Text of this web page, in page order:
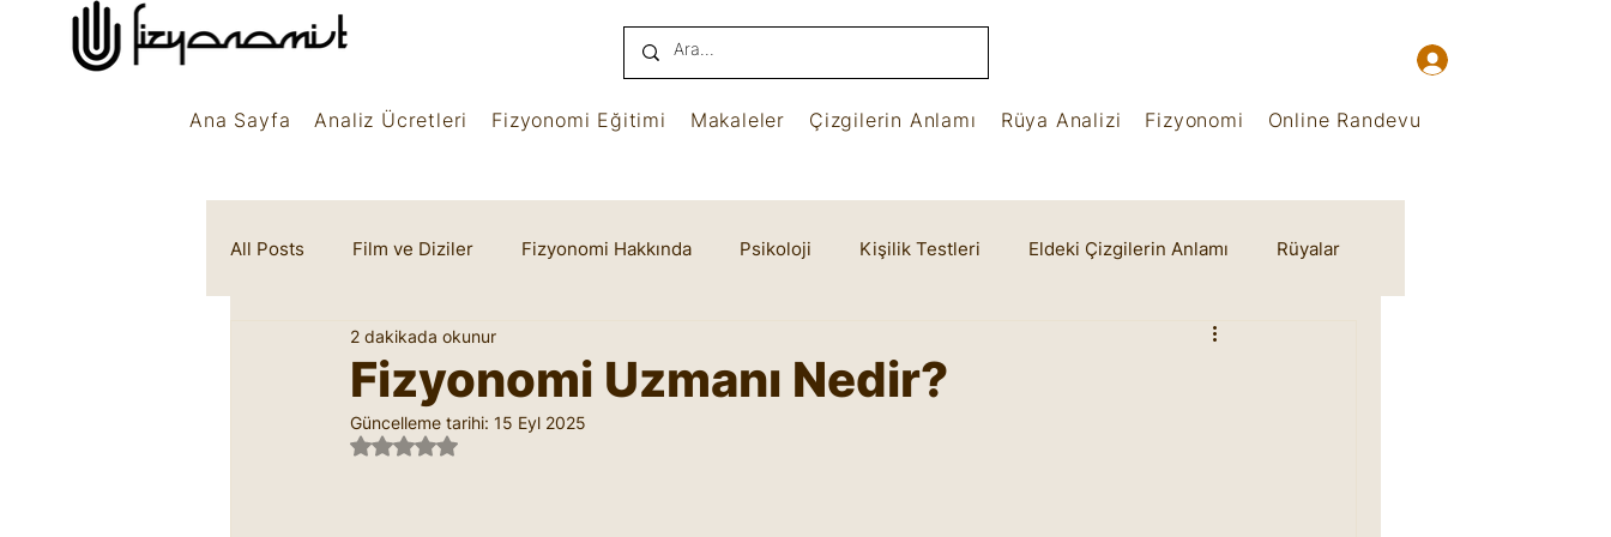
Ana Sayfa Analiz Ücretleri Fizyonomi Eğitimi Makaleler Çizgilerin Anlamı Rüya Analizi Fizyonomi Online Randevu
All Posts Film ve Diziler Fizyonomi Hakkında Psikoloji Kişilik Testleri Eldeki Çizgilerin Anlamı Rüyalar
Rüya Sembolleri Marifetname
Fizyonomi Uzmanı Nedir?
2 dakikada okunur
Güncelleme tarihi: 15 Eyl 2025
5 üzerinden NaN yıldız